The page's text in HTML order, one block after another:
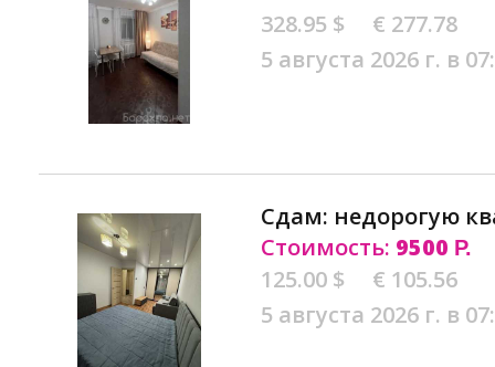
328.95 $
€ 277.78
5 августа 2026 г. в
Сдам: недорогую
Стоимость: 9500 Р.
125.00 $
€ 105.56
5 августа 2026 г. в